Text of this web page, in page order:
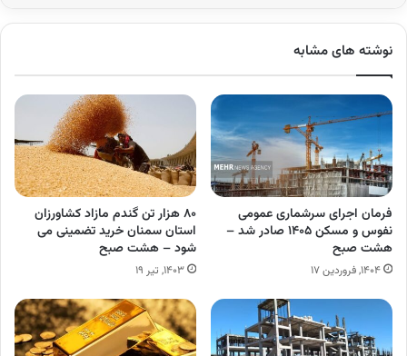
نوشته های مشابه
فرمان اجرای سرشماری عمومی
نفوس و مسکن ۱۴۰۵ صادر شد –
هشت صبح
۱۴۰۴, فروردین ۱۷
۸۰ هزار تن گندم مازاد کشاورزان
استان سمنان خرید تضمینی می
شود – هشت صبح
۱۴۰۳, تیر ۱۹